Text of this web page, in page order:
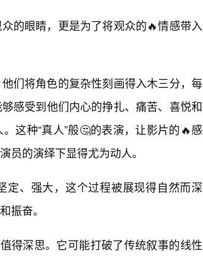
的眼睛，更是为了将观众的🔥情感带入
们将角色的复杂性刻画得入木三分，每
感受到他们内心的挣扎、痛苦、喜悦和
这种“真人”般🤔的表演，让影片的🔥感
员的演绎下显得尤为动人。
定、强大，这个过程被展现得自然而深
振奋。
得深思。它可能打破了传统叙事的线性